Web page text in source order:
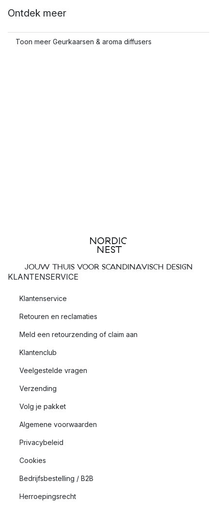
Ontdek meer
Toon meer Geurkaarsen & aroma diffusers
JOUW THUIS VOOR SCANDINAVISCH DESIGN
KLANTENSERVICE
Klantenservice
Retouren en reclamaties
Meld een retourzending of claim aan
Klantenclub
Veelgestelde vragen
Verzending
Volg je pakket
Algemene voorwaarden
Privacybeleid
Cookies
Bedrijfsbestelling / B2B
Herroepingsrecht